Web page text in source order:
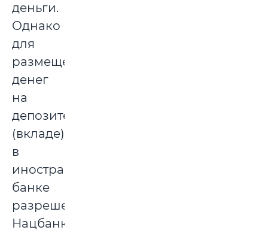
деньги.
Однако
для
размещения
денег
на
депозите
(вкладе)
в
иностранном
банке
разрешение
Нацбанка